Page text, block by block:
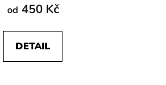
od 450 Kč
DETAIL